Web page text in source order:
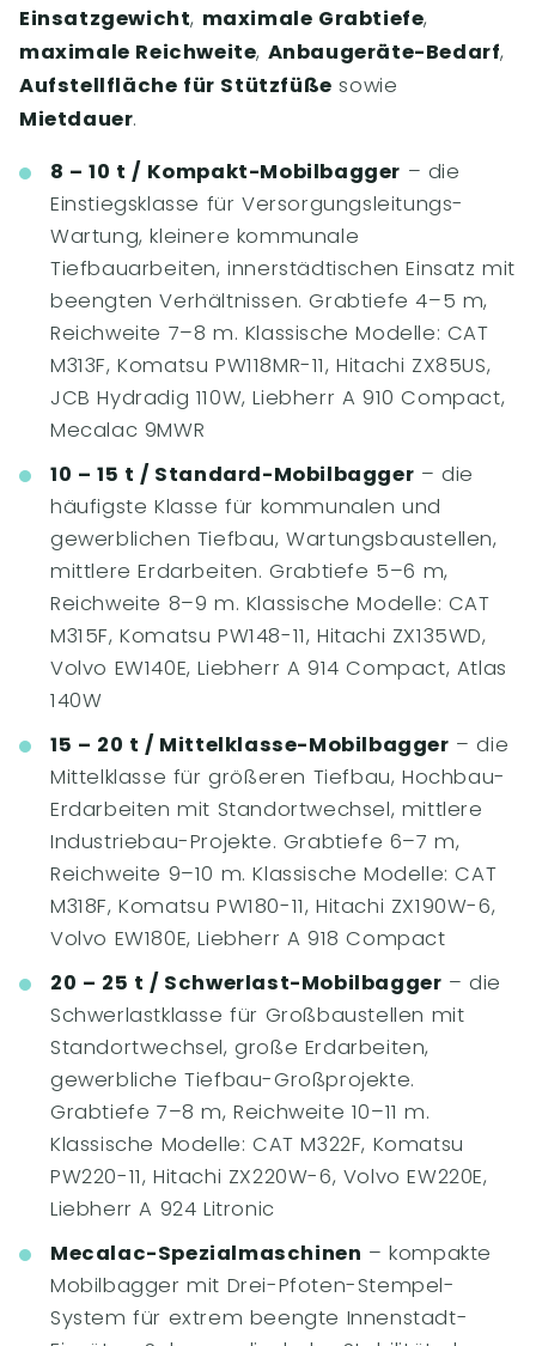
Einsatzgewicht, maximale Grabtiefe,
maximale Reichweite, Anbaugeräte-Bedarf,
Aufstellfläche für Stützfüße sowie
Mietdauer.
8 – 10 t / Kompakt-Mobilbagger – die
Einstiegsklasse für Versorgungsleitungs-
Wartung, kleinere kommunale
Tiefbauarbeiten, innerstädtischen Einsatz mit
beengten Verhältnissen. Grabtiefe 4–5 m,
Reichweite 7–8 m. Klassische Modelle: CAT
M313F, Komatsu PW118MR-11, Hitachi ZX85US,
JCB Hydradig 110W, Liebherr A 910 Compact,
Mecalac 9MWR
10 – 15 t / Standard-Mobilbagger – die
häufigste Klasse für kommunalen und
gewerblichen Tiefbau, Wartungsbaustellen,
mittlere Erdarbeiten. Grabtiefe 5–6 m,
Reichweite 8–9 m. Klassische Modelle: CAT
M315F, Komatsu PW148-11, Hitachi ZX135WD,
Volvo EW140E, Liebherr A 914 Compact, Atlas
140W
15 – 20 t / Mittelklasse-Mobilbagger – die
Mittelklasse für größeren Tiefbau, Hochbau-
Erdarbeiten mit Standortwechsel, mittlere
Industriebau-Projekte. Grabtiefe 6–7 m,
Reichweite 9–10 m. Klassische Modelle: CAT
M318F, Komatsu PW180-11, Hitachi ZX190W-6,
Volvo EW180E, Liebherr A 918 Compact
20 – 25 t / Schwerlast-Mobilbagger – die
Schwerlastklasse für Großbaustellen mit
Standortwechsel, große Erdarbeiten,
gewerbliche Tiefbau-Großprojekte.
Grabtiefe 7–8 m, Reichweite 10–11 m.
Klassische Modelle: CAT M322F, Komatsu
PW220-11, Hitachi ZX220W-6, Volvo EW220E,
Liebherr A 924 Litronic
Mecalac-Spezialmaschinen – kompakte
Mobilbagger mit Drei-Pfoten-Stempel-
System für extrem beengte Innenstadt-